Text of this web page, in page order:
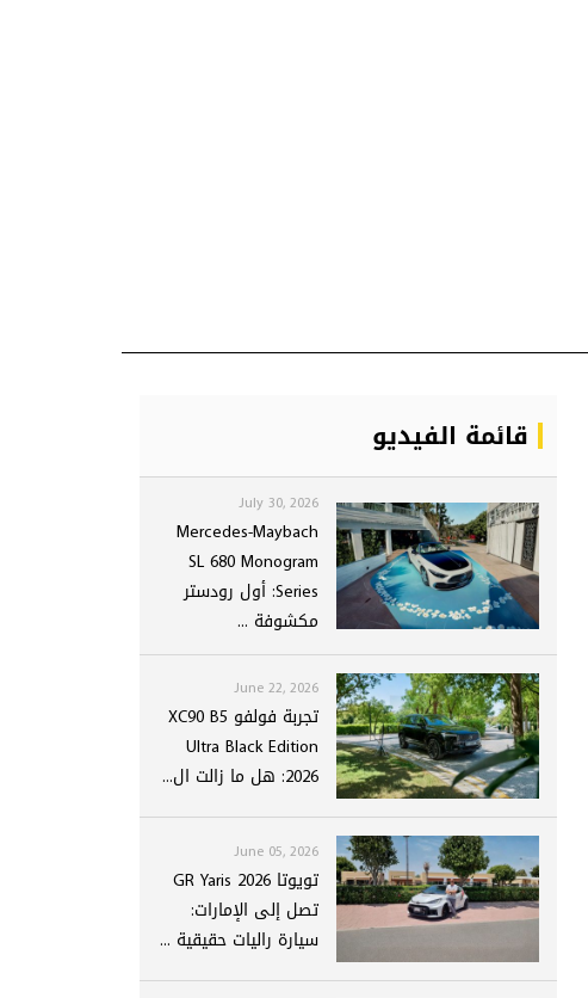
قائمة الفيديو
July 30, 2026
Mercedes-Maybach
SL 680 Monogram
Series: أول رودستر
مكشوفة ...
June 22, 2026
تجربة فولفو XC90 B5
Ultra Black Edition
2026: هل ما زالت ال...
June 05, 2026
تويوتا GR Yaris 2026
تصل إلى الإمارات:
سيارة راليات حقيقية ...